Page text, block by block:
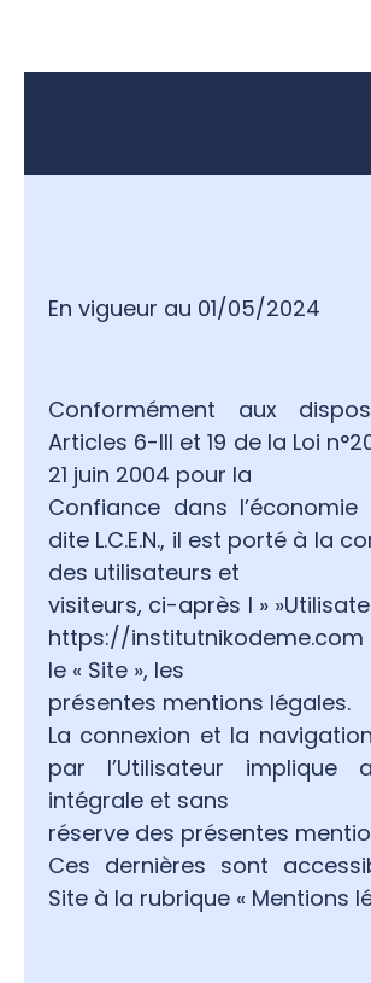
contenu
En vigueur au 01/05/2024
Conformément aux
Articles 6-III et 19 de la Loi
21 juin 2004 pour la
Confiance dans l’économie
dite L.C.E.N., il est porté à la
des utilisateurs et
visiteurs, ci-après l »
https://
le « Site », les
présentes mentions légales.
La connexion et la
par l’Utilisateur implique
intégrale et sans
réserve des présentes
Ces dernières sont
Site à la rubrique « Mentions